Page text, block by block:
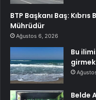
BTP Başkanı Baş: Kıbrıs
Mührüdür
Ağustos 6, 2026
Bu
Belde